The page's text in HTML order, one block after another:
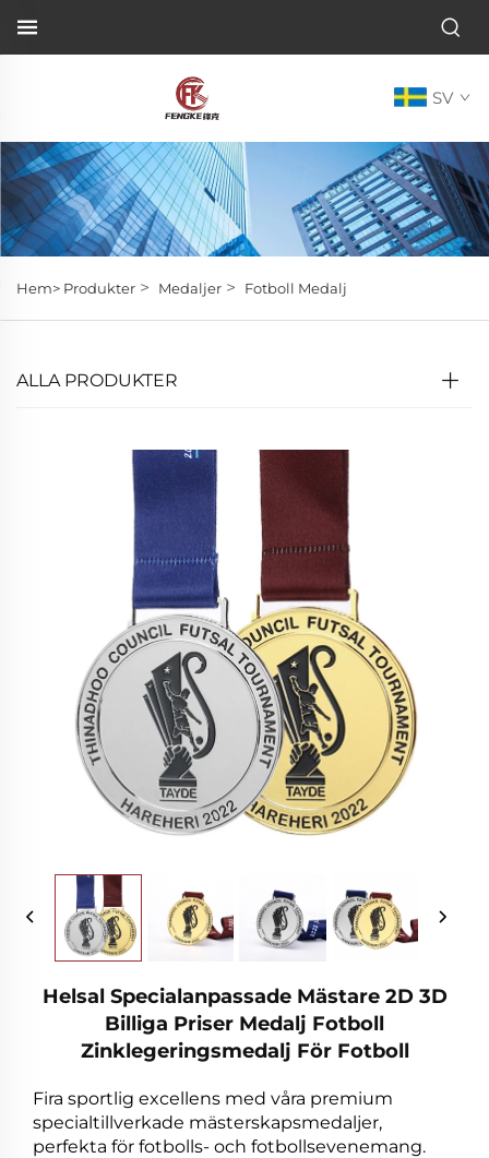
SV
Hem> Produkter > Medaljer > Fotboll Medalj
ALLA PRODUKTER
Helsal Specialanpassade Mästare 2D 3D
Billiga Priser Medalj Fotboll
Zinklegeringsmedalj För Fotboll
Fira sportlig excellens med våra premium
specialtillverkade mästerskapsmedaljer,
perfekta för fotbolls- och fotbollsevenemang.